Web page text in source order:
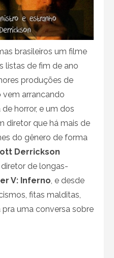
brasileiros um filme
listas de fim de ano
produções de
vem arrancando
horror, e um dos
diretor que há mais de
do gênero de forma
Derrickson
de longas-
V: Inferno, e desde
fitas malditas,
pra uma conversa sobre